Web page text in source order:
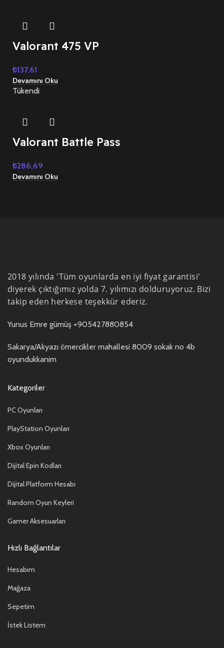
Valorant 475 VP
₺137,61
Devamını Oku
Tükendi
Valorant Battle Pass
₺286,69
Devamını Oku
2018 yılında 'Tüm oyunlarda en iyi fiyat garantisi'
diyerek çıktığımız yolda 7. yılımızı dolduruyoruz. Bizi
takip eden herkese teşekkür ederiz.
Yunus Emre gümüş +905427880854
Sakarya/Akyazı ömercikler mahallesi 8009 sokak no 4b
oyundukkanim
Kategoriler
PC Oyunları
PlayStation Oyunları
Xbox Oyunları
Dijital Epin Kodları
Dijital Platform Hesabı
Random Oyun Keyleri
Gamer Aksesuarları
Hızlı Bağlantılar
Hesabım
Mağaza
Sepetim
İstek Listem